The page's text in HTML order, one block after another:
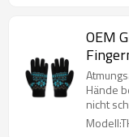
OEM
Hände
nicht